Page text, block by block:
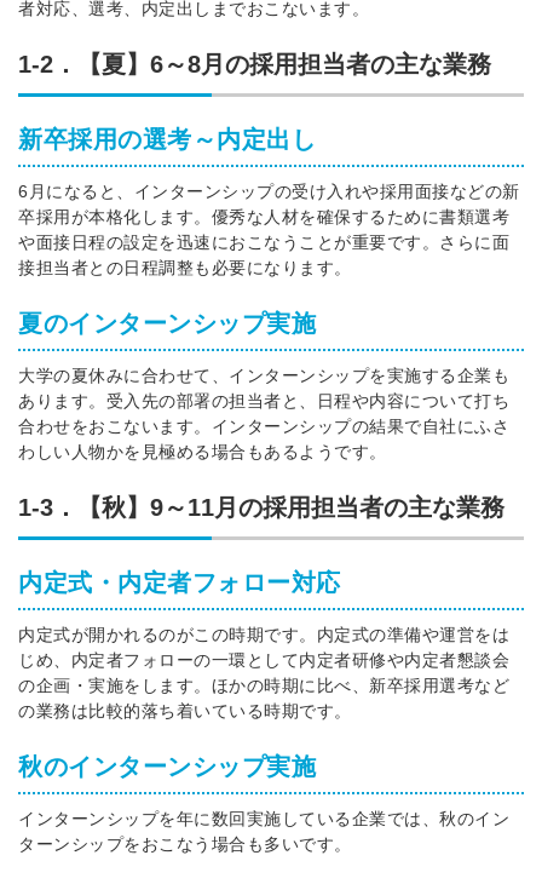
者対応、選考、内定出しまでおこないます。
1-2．【夏】6～8月の採用担当者の主な業務
新卒採用の選考～内定出し
6月になると、インターンシップの受け入れや採用面接などの新
卒採用が本格化します。優秀な人材を確保するために書類選考
や面接日程の設定を迅速におこなうことが重要です。さらに面
接担当者との日程調整も必要になります。
夏のインターンシップ実施
大学の夏休みに合わせて、インターンシップを実施する企業も
あります。受入先の部署の担当者と、日程や内容について打ち
合わせをおこないます。インターンシップの結果で自社にふさ
わしい人物かを見極める場合もあるようです。
1-3．【秋】9～11月の採用担当者の主な業務
内定式・内定者フォロー対応
内定式が開かれるのがこの時期です。内定式の準備や運営をは
じめ、内定者フォローの一環として内定者研修や内定者懇談会
の企画・実施をします。ほかの時期に比べ、新卒採用選考など
の業務は比較的落ち着いている時期です。
秋のインターンシップ実施
インターンシップを年に数回実施している企業では、秋のイン
ターンシップをおこなう場合も多いです。